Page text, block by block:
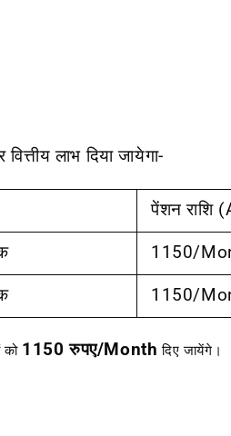
वित्तीय लाभ दिया जायेगा-
पेंशन राशि
1150/
1150/
को 1150 रुपए/month दिए जायेंगे।